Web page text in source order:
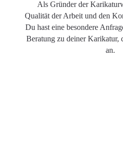
Als Gründer der
Qualität der Arbeit und den
Du hast eine besondere
Beratung zu deiner Karikatur,
an.